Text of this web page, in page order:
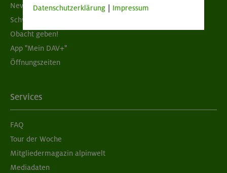
Newsletter
Schwarzes Brett
Obacht geben!
App "Mein DAV+"
Öffnungszeiten
Services
FAQ
Tour der Woche
Mitgliedermagazin alpinwelt
Mediadaten
Datenschutzerklärung Impressum